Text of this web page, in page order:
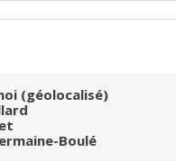
(géolocalisé)
Boulé